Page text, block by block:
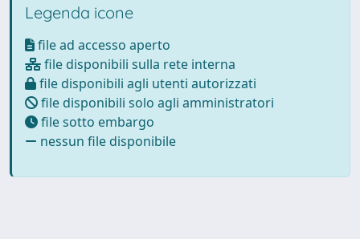
Legenda icone
file ad accesso aperto
file disponibili sulla rete interna
file disponibili agli utenti autorizzati
file disponibili solo agli amministratori
file sotto embargo
nessun file disponibile